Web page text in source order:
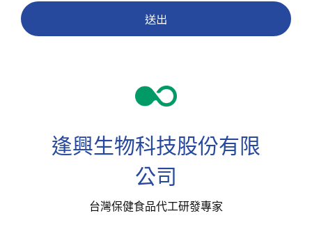
逢興生物科技股份有限
公司
台灣保健食品代工研發專家
送出